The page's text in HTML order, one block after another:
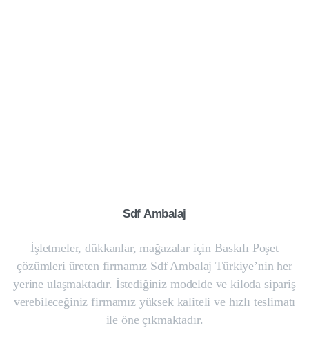
Sdf Ambalaj
İşletmeler, dükkanlar, mağazalar için Baskılı Poşet
çözümleri üreten firmamız Sdf Ambalaj Türkiye’nin her
yerine ulaşmaktadır. İstediğiniz modelde ve kiloda sipariş
verebileceğiniz firmamız yüksek kaliteli ve hızlı teslimatı
ile öne çıkmaktadır.